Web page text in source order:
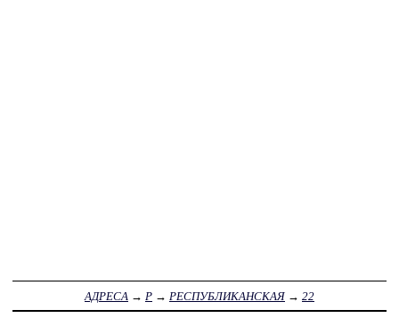
АДРЕСА → Р → РЕСПУБЛИКАНСКАЯ → 22